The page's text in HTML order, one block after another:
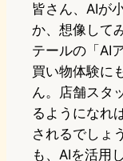
皆さん、AIが
か、想像して
テールの「AI
買い物体験に
ん。店舗スタ
るようになれ
されるでしょ
も、AIを活用